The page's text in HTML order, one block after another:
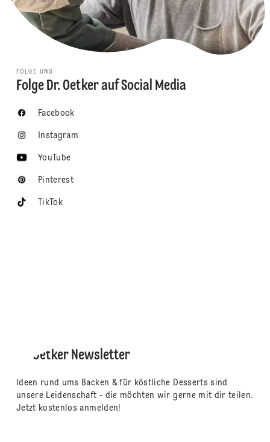
FOLGE UNS
Folge Dr. Oetker auf Social Media
Facebook
Instagram
YouTube
Pinterest
TikTok
Dr. Oetker Newsletter
Ideen rund ums Backen & für köstliche Desserts sind
unsere Leidenschaft - die möchten wir gerne mit dir teilen.
Jetzt kostenlos anmelden!